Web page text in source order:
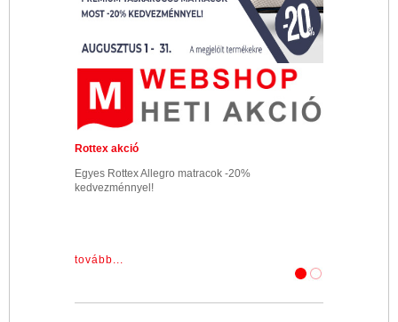
Rottex akció
Egyes Rottex Allegro matracok -20%
kedvezménnyel!
tovább...